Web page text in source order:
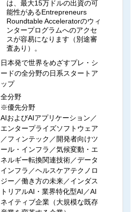
は、最大15万ドルの出資の可
能性があるEntrepreneurs
Roundtable Acceleratorのウィ
ンタープログラムへのアクセ
スが容易になります（別途審
査あり）。
日本発で世界をめざすプレ・シ
ードの全分野の日系スタートア
ップ
全分野
※優先分野
AIおよびAIアプリケーション／
エンタープライズソフトウェア
／フィンテック／開発者向けツ
ール・インフラ／気候変動・エ
ネルギー転換関連技術／データ
インフラ／ヘルスケアテクノロ
ジー／働き方の未来／インダス
トリアルAI・業界特化型AI／AI
ネイティブ企業（大規模な既存